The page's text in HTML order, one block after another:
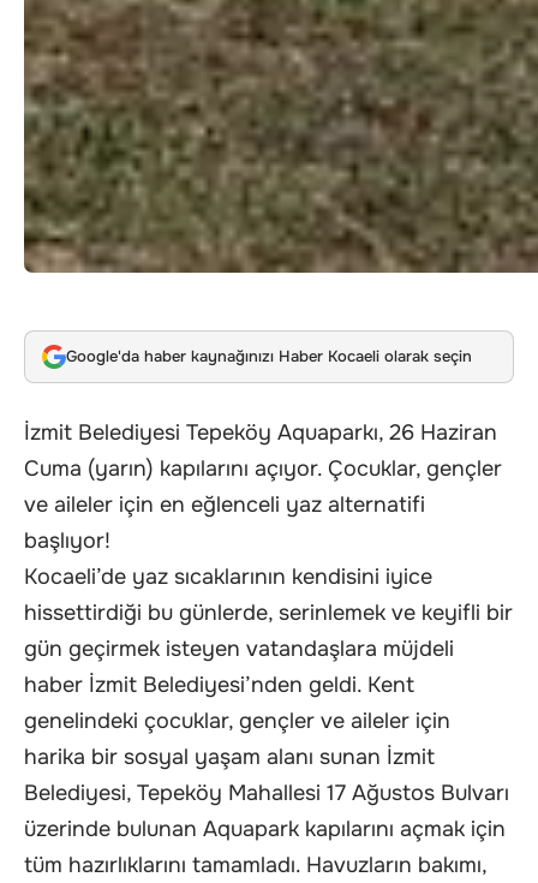
Google'da haber kaynağınızı Haber Kocaeli olarak seçin
İzmit Belediyesi Tepeköy Aquaparkı, 26 Haziran
Cuma (yarın) kapılarını açıyor. Çocuklar, gençler
ve aileler için en eğlenceli yaz alternatifi
başlıyor!
Kocaeli’de yaz sıcaklarının kendisini iyice
hissettirdiği bu günlerde, serinlemek ve keyifli bir
gün geçirmek isteyen vatandaşlara müjdeli
haber İzmit Belediyesi’nden geldi. Kent
genelindeki çocuklar, gençler ve aileler için
harika bir sosyal yaşam alanı sunan İzmit
Belediyesi, Tepeköy Mahallesi 17 Ağustos Bulvarı
üzerinde bulunan Aquapark kapılarını açmak için
tüm hazırlıklarını tamamladı. Havuzların bakımı,